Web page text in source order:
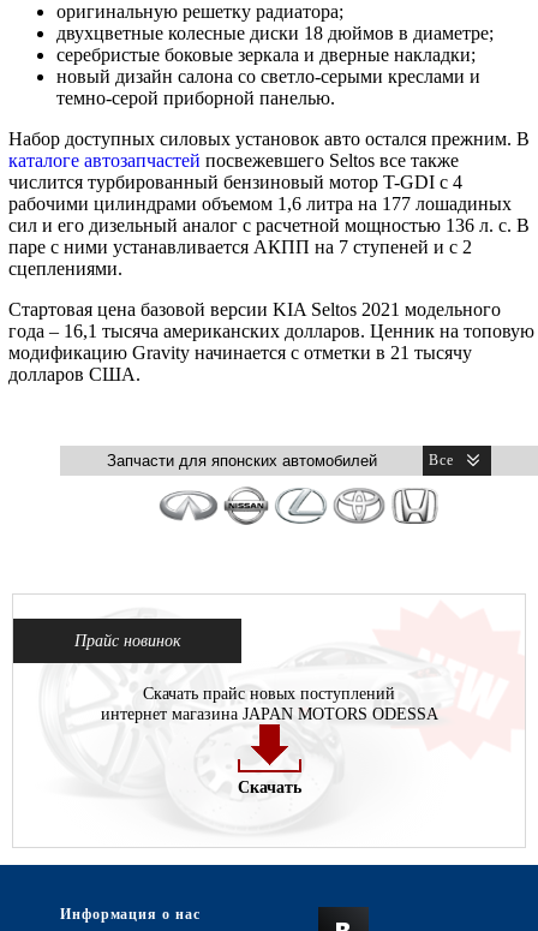
оригинальную решетку радиатора;
двухцветные колесные диски 18 дюймов в диаметре;
серебристые боковые зеркала и дверные накладки;
новый дизайн салона со светло-серыми креслами и
темно-серой приборной панелью.
Набор доступных силовых установок авто остался прежним. В
каталоге автозапчастей посвежевшего Seltos все также
числится турбированный бензиновый мотор T-GDI с 4
рабочими цилиндрами объемом 1,6 литра на 177 лошадиных
сил и его дизельный аналог с расчетной мощностью 136 л. с. В
паре с ними устанавливается АКПП на 7 ступеней и с 2
сцеплениями.
Стартовая цена базовой версии KIA Seltos 2021 модельного
года – 16,1 тысяча американских долларов. Ценник на топовую
модификацию Gravity начинается с отметки в 21 тысячу
долларов США.
Прайс новинок
Скачать прайс новых поступлений
интернет магазина JAPAN MOTORS ODESSA
Скачать
Информация о нас